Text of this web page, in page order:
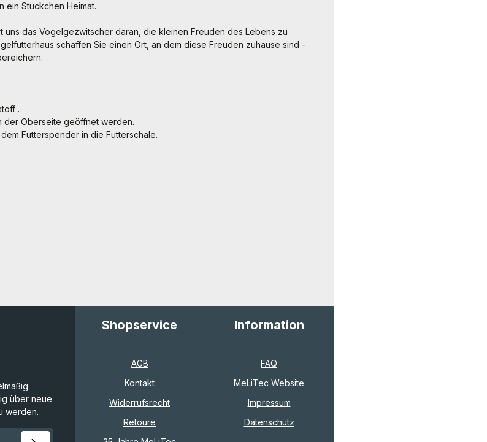
ein Stückchen Heimat.
uns das Vogelgezwitscher daran, die kleinen Freuden des Lebens zu
schaffen Sie einen Ort, an dem diese Freuden zuhause sind -
.
der Oberseite geöffnet werden.
Futterspender in die Futterschale.
über neue
werden.
Shopservice
AGB
Kontakt
Widerrufsrecht
Retoure
Information
FAQ
MeLiTec Website
Impressum
Datenschutz